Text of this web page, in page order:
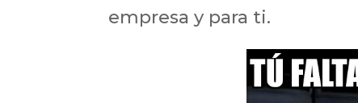
empresa y para ti.